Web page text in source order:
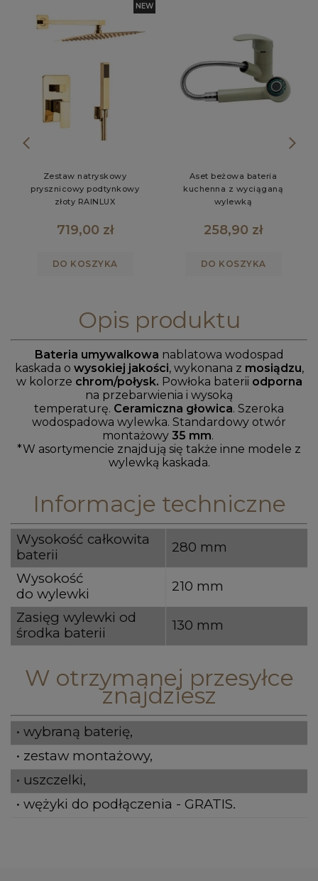
NEW
Zestaw natryskowy
prysznicowy podtynkowy
złoty RAINLUX
719,00 zł
DO KOSZYKA
Aset beżowa bateria
kuchenna z wyciąganą
wylewką
258,90 zł
DO KOSZYKA
Opis produktu
Bateria umywalkowa nablatowa wodospad
kaskada o wysokiej jakości, wykonana z mosiądzu,
w kolorze chrom/połysk. Powłoka baterii odporna
na przebarwienia i wysoką
temperaturę. Ceramiczna głowica. Szeroka
wodospadowa wylewka. Standardowy otwór
montażowy 35 mm.
*W asortymencie znajdują się także inne modele z
wylewką kaskada.
Informacje techniczne
Wysokość całkowita
baterii
280 mm
Wysokość
do wylewki
210 mm
Zasięg wylewki od
środka baterii
130 mm
W otrzymanej przesyłce
znajdziesz
• wybraną baterię,
• zestaw montażowy,
• uszczelki,
• wężyki do podłączenia - GRATIS.